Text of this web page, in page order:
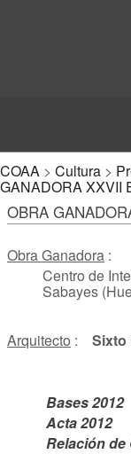
COAA > Cultura >
GANADORA XXVII
OBRA
Obra Ganadora :
Centro de
Sabayes
Arquitecto : Sixto
Bases 2012
Acta 2012
Relación de